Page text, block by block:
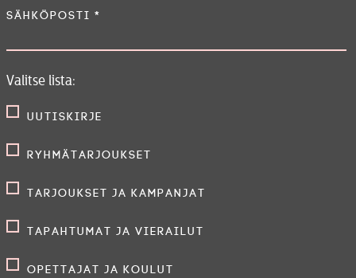
Sähköposti *
Valitse lista:
Uutiskirje
Ryhmätarjoukset
Tarjoukset ja kampanjat
Tapahtumat ja vierailut
Opettajat ja koulut